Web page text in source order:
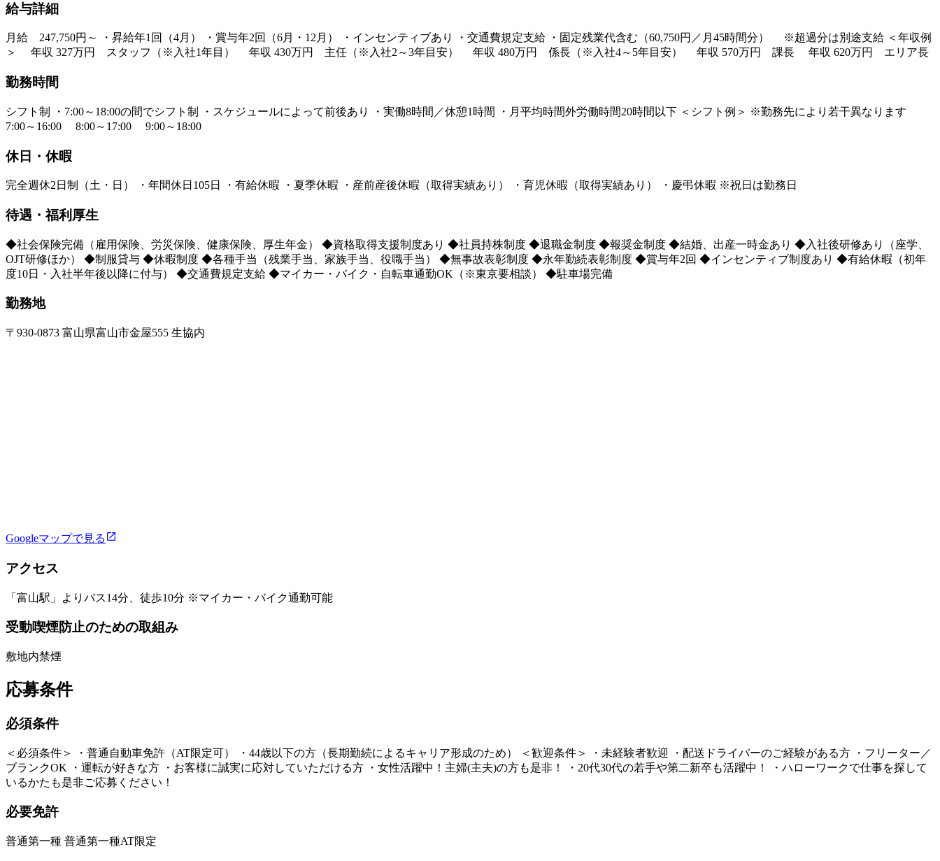
給与詳細
月給 247,750円～ ・昇給年1回（4月） ・賞与年2回（6月・12月） ・インセンティブあり ・交通費規定支給 ・固定残業代含む（60,750円／月45時間分） ※超過分は別途支給 ＜年収例
＞ 年収 327万円 スタッフ（※入社1年目） 年収 430万円 主任（※入社2～3年目安） 年収 480万円 係長（※入社4～5年目安） 年収 570万円 課長 年収 620万円 エリア長
勤務時間
シフト制 ・7:00～18:00の間でシフト制 ・スケジュールによって前後あり ・実働8時間／休憩1時間 ・月平均時間外労働時間20時間以下 ＜シフト例＞ ※勤務先により若干異なります
7:00～16:00 8:00～17:00 9:00～18:00
休日・休暇
完全週休2日制（土・日） ・年間休日105日 ・有給休暇 ・夏季休暇 ・産前産後休暇（取得実績あり） ・育児休暇（取得実績あり） ・慶弔休暇 ※祝日は勤務日
待遇・福利厚生
◆社会保険完備（雇用保険、労災保険、健康保険、厚生年金） ◆資格取得支援制度あり ◆社員持株制度 ◆退職金制度 ◆報奨金制度 ◆結婚、出産一時金あり ◆入社後研修あり（座学、
OJT研修ほか） ◆制服貸与 ◆休暇制度 ◆各種手当（残業手当、家族手当、役職手当） ◆無事故表彰制度 ◆永年勤続表彰制度 ◆賞与年2回 ◆インセンティブ制度あり ◆有給休暇（初年
度10日・入社半年後以降に付与） ◆交通費規定支給 ◆マイカー・バイク・自転車通勤OK（※東京要相談） ◆駐車場完備
勤務地
〒930-0873 富山県富山市金屋555 生協内
Googleマップで見る
アクセス
「富山駅」よりバス14分、徒歩10分 ※マイカー・バイク通勤可能
受動喫煙防止のための取組み
敷地内禁煙
応募条件
必須条件
＜必須条件＞ ・普通自動車免許（AT限定可） ・44歳以下の方（長期勤続によるキャリア形成のため） ＜歓迎条件＞ ・未経験者歓迎 ・配送ドライバーのご経験がある方 ・フリーター／
ブランクOK ・運転が好きな方 ・お客様に誠実に応対していただける方 ・女性活躍中！主婦(主夫)の方も是非！ ・20代30代の若手や第二新卒も活躍中！ ・ハローワークで仕事を探して
いるかたも是非ご応募ください！
必要免許
普通第一種 普通第一種AT限定